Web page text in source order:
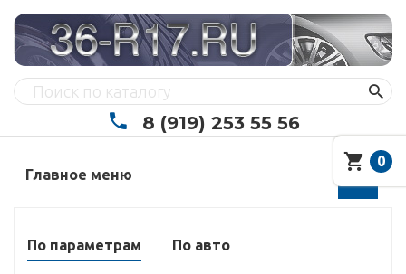
8 (919) 253 55 56
Главное меню
По параметрам По авто
0